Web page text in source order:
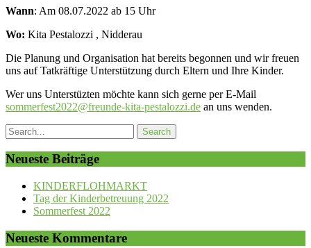
Wann: Am 08.07.2022 ab 15 Uhr
Wo: Kita Pestalozzi , Nidderau
Die Planung und Organisation hat bereits begonnen und wir freuen
uns auf Tatkräftige Unterstützung durch Eltern und Ihre Kinder.
Wer uns Unterstüzten möchte kann sich gerne per E-Mail
sommerfest2022@freunde-kita-pestalozzi.de an uns wenden.
Neueste Beiträge
KINDERFLOHMARKT
Tag der Kinderbetreuung 2022
Sommerfest 2022
Neueste Kommentare